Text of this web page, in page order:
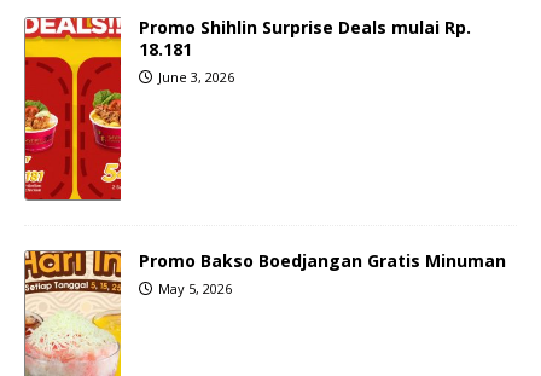
Promo Shihlin Surprise Deals mulai Rp.
18.181
June 3, 2026
Promo Bakso Boedjangan Gratis Minuman
May 5, 2026